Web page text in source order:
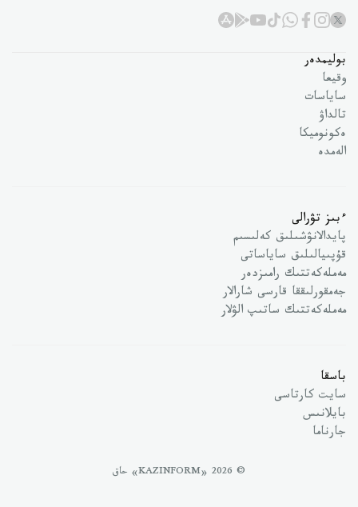
بوليمدەر
وقيعا
ساياسات
تالداۋ
ەكونوميكا
الەمدە
ءبىز تۋرالى
پايدالانۋشىلىق كەلىسىم
قۇپىيالىلىق ساياساتى
مەملەكەتتىك رامىزدەر
جەمقورلىققا قارسى شارالار
مەملەكەتتىك ساتىپ الۋلار
باسقا
سايت كارتاسى
بايلانىس
جارناما
© 2026 «KAZINFORM» حاق